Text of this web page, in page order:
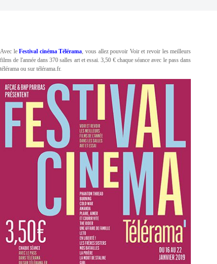
Avec leFestival cinéma Télérama, vous allez pouvoir Voir et revoir les meilleurs
films de l'année dans 370 salles art et essai. 3,50 € chaque séance avec le pass dans
télérama ou sur télérama.fr.